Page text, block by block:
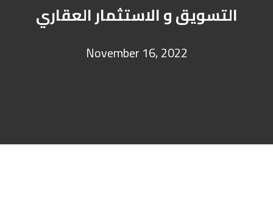
التسويق و الاستثمار العقاري
November 16, 2022